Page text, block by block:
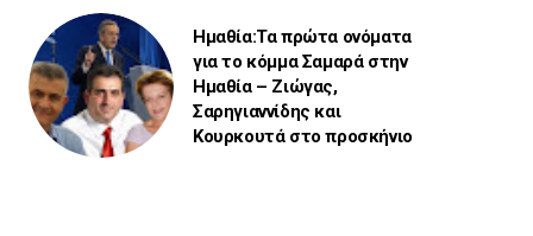
Ημαθία:Τα πρώτα ονόματα
για το κόμμα Σαμαρά στην
Ημαθία – Ζιώγας,
Σαρηγιαννίδης και
Κουρκουτά στο προσκήνιο